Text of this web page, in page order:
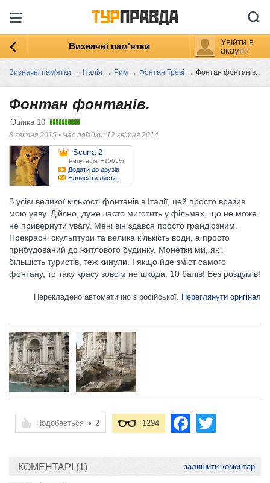
Визначні пам'ятки
Увійти в
акаунт
Визначні пам'ятки → Італія → Рим → Фонтан Треві → Фонтан фонтанів.
Фонтан фонтанів.
Оцінка 10
8 квітня 2015 • Час поїздки: 12 квітня 2014
Scurra-2
Репутація: +1565½
Додати до друзів
Написати листа
З усієї великої кількості фонтанів в Італії, цей просто вразив
мою уяву. Дійсно, дуже часто миготить у фільмах, що не може
не привернути увагу. Мені він здався просто грандіозним.
Прекрасні скульптури та велика кількість води, а просто
прибудований до житлового будинку. Монетки ми, як і
більшість туристів, теж кинули. І якщо йде зміст самого
фонтану, то таку красу зовсім не шкода. 10 балів! Без роздумів!
Перекладено автоматично з російської. Переглянути оригінал
Подобається • 2 1294
КОМЕНТАРІ (1) залишити коментар